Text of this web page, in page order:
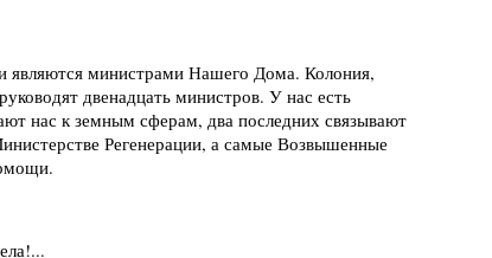
являются министрами Нашего Дома. Колония,
двенадцать министров. У нас есть
нас к земным сферам, два последних связывают
Регенерации, а самые Возвышенные